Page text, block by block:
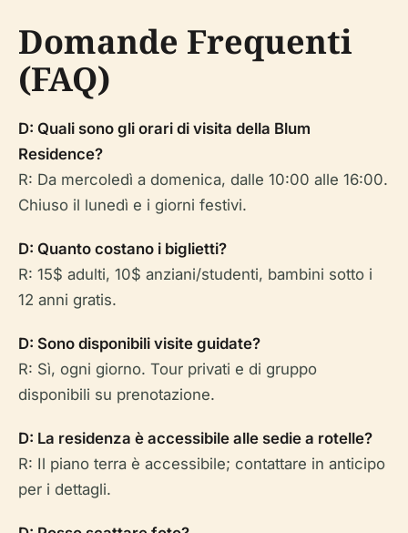
Domande Frequenti
(FAQ)
D: Quali sono gli orari di visita della Blum
Residence?
R: Da mercoledì a domenica, dalle 10:00 alle 16:00.
Chiuso il lunedì e i giorni festivi.
D: Quanto costano i biglietti?
R: 15$ adulti, 10$ anziani/studenti, bambini sotto i
12 anni gratis.
D: Sono disponibili visite guidate?
R: Sì, ogni giorno. Tour privati e di gruppo
disponibili su prenotazione.
D: La residenza è accessibile alle sedie a rotelle?
R: Il piano terra è accessibile; contattare in anticipo
per i dettagli.